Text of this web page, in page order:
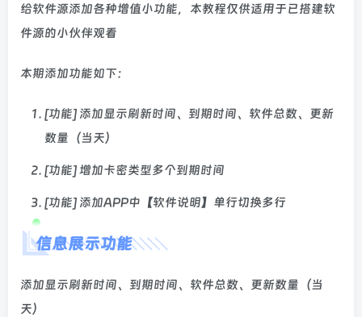
给软件源添加各种增值小功能，本教程仅供适用于已搭建软
件源的小伙伴观看
本期添加功能如下：
[功能] 添加显示刷新时间、到期时间、软件总数、更新
数量（当天）
[功能] 增加卡密类型多个到期时间
[功能] 添加APP中【软件说明】单行切换多行
信息展示功能
添加显示刷新时间、到期时间、软件总数、更新数量（当
天）